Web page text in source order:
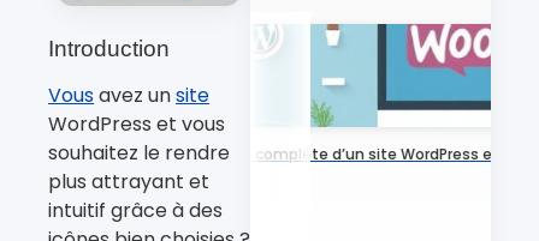
Introduction
Vousavez unsite
WordPress et vous
souhaitez le rendre
plus attrayant et
intuitif grâce à des
Maintenance complète d’un site WordPress et